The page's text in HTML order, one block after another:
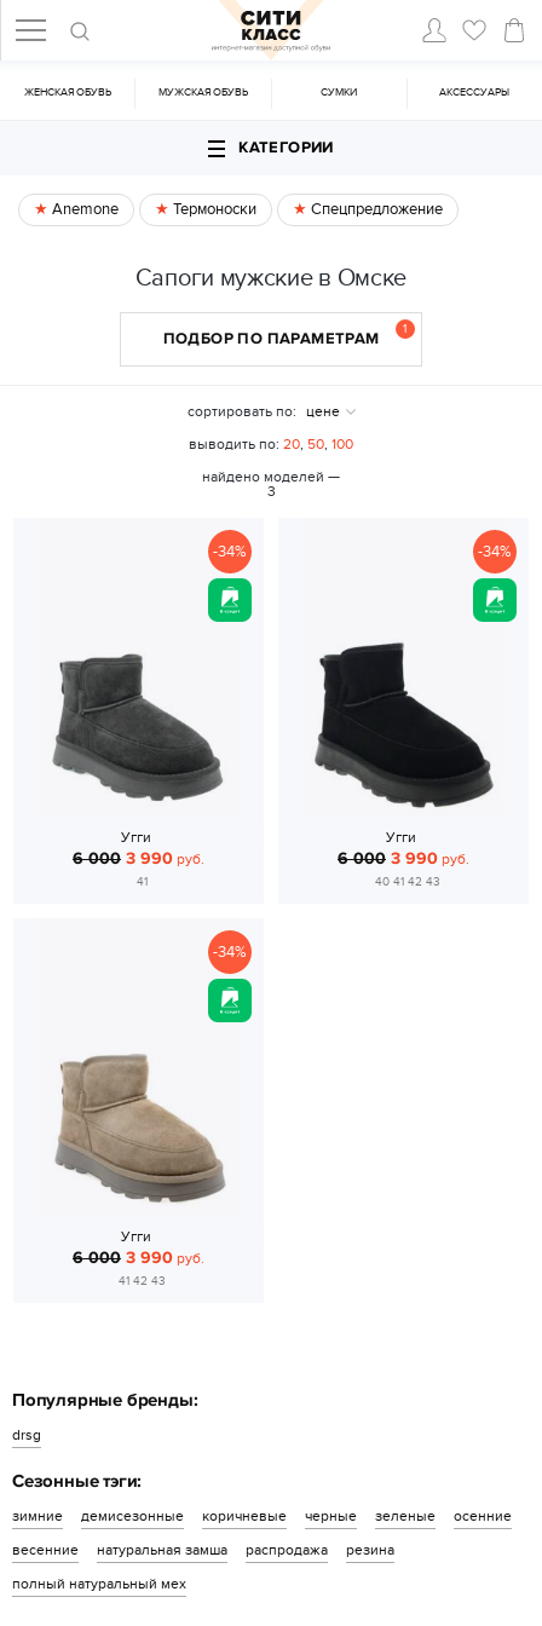
ЖЕНСКАЯ ОБУВЬ МУЖСКАЯ ОБУВЬ CУМКИ АКСЕССУАРЫ
КАТЕГОРИИ
Anemone Термоноски Спецпредложение
Сапоги мужские в Омске
ПОДБОР ПО ПАРАМЕТРАМ 1
сортировать по:
цене
выводить по: 20, 50, 100
найдено моделей —
3
-34%
Угги
6 000 3 990 руб.
41
-34%
Угги
6 000 3 990 руб.
40 41 42 43
-34%
Угги
6 000 3 990 руб.
41 42 43
Популярные бренды:
drsg
Сезонные тэги:
зимние демисезонные коричневые черные зеленые
осенние
весенние
натуральная замша распродажа
резина
полный натуральный мех